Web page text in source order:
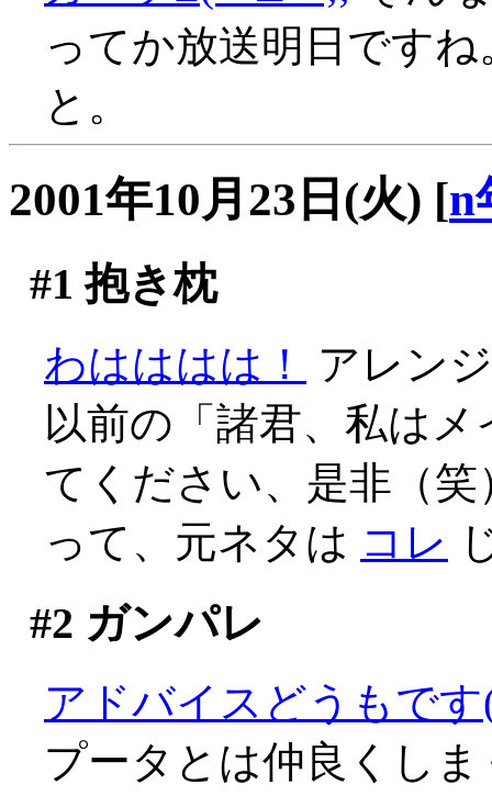
ってか放送明日です
と。
2001年10月23日(火) [n
#1 抱き枕
わはははは！
アレン
以前の「諸君、私は
てください、是非（笑
って、元ネタは コレ
#2 ガンパレ
アドバイスどうもです
プータとは仲良くし